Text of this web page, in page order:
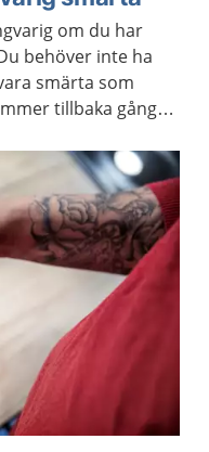
om du har
behöver inte ha
smärta som
tillbaka gång
en annan form av